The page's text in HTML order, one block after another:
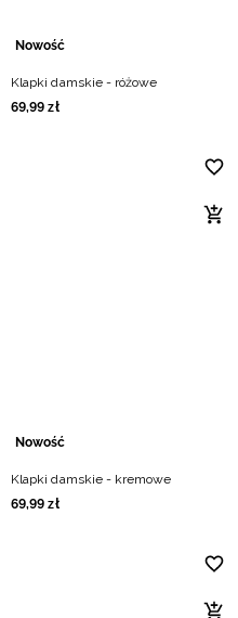
Nowość
Klapki damskie - różowe
69,99 zł
Nowość
Klapki damskie - kremowe
69,99 zł